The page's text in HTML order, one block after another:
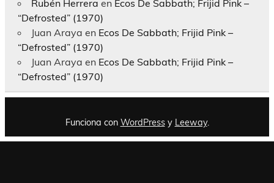
Rubén Herrera en Ecos De Sabbath; Frijid Pink –
“Defrosted” (1970)
Juan Araya en Ecos De Sabbath; Frijid Pink –
“Defrosted” (1970)
Juan Araya en Ecos De Sabbath; Frijid Pink –
“Defrosted” (1970)
Funciona con WordPressy Leeway.